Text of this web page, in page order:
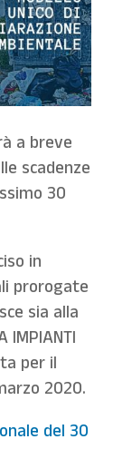
a breve
scadenze
30
in
prorogate
sia alla
IMPIANTI
per il
2020.
del 30